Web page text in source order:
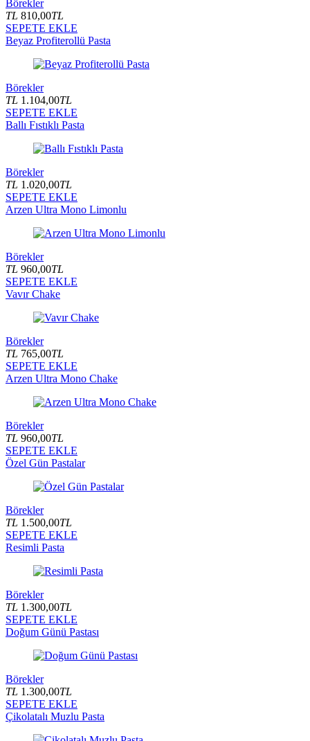
Börekler
TL 810,00TL
SEPETE EKLE
Beyaz Profiterollü Pasta
Börekler
TL 1.104,00TL
SEPETE EKLE
Ballı Fıstıklı Pasta
Börekler
TL 1.020,00TL
SEPETE EKLE
Arzen Ultra Mono Limonlu
Börekler
TL 960,00TL
SEPETE EKLE
Vavır Chake
Börekler
TL 765,00TL
SEPETE EKLE
Arzen Ultra Mono Chake
Börekler
TL 960,00TL
SEPETE EKLE
Özel Gün Pastalar
Börekler
TL 1.500,00TL
SEPETE EKLE
Resimli Pasta
Börekler
TL 1.300,00TL
SEPETE EKLE
Doğum Günü Pastası
Börekler
TL 1.300,00TL
SEPETE EKLE
Çikolatalı Muzlu Pasta